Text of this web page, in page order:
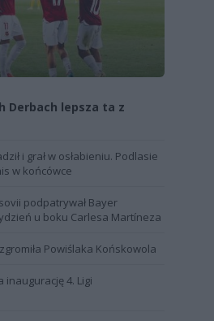
Derbach lepsza ta z
i grał w osłabieniu. Podlasie
w końcówce
podpatrywał Bayer
u boku Carlesa Martíneza
Powiślaka Końskowola
inaugurację 4. Ligi